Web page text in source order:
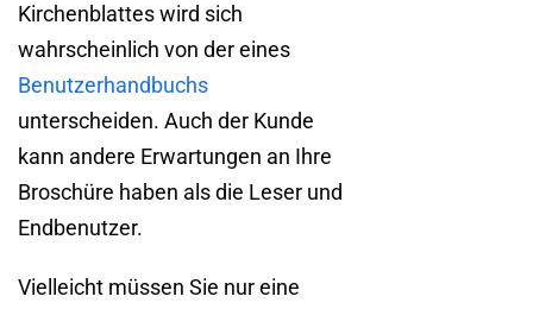
Kirchenblattes wird sich
wahrscheinlich von der eines
Benutzerhandbuchs
unterscheiden. Auch der Kunde
kann andere Erwartungen an Ihre
Broschüre haben als die Leser und
Endbenutzer.
Vielleicht müssen Sie nur eine